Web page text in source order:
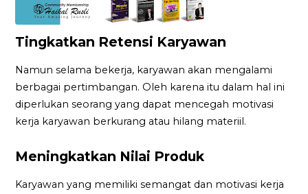
Tingkatkan Retensi Karyawan
Namun selama bekerja, karyawan akan mengalami
berbagai pertimbangan. Oleh karena itu dalam hal ini
diperlukan seorang yang dapat mencegah motivasi
kerja karyawan berkurang atau hilang materiil.
Meningkatkan Nilai Produk
Karyawan yang memiliki semangat dan motivasi kerja